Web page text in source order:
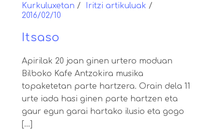
Kurkuluxetan
Iritzi artikuluak
2016/02/10
Itsaso
Apirilak 20 joan ginen urtero moduan
Bilboko Kafe Antzokira musika
topaketetan parte hartzera. Orain dela 11
urte iada hasi ginen parte hartzen eta
gaur egun garai hartako ilusio eta gogo
[...]